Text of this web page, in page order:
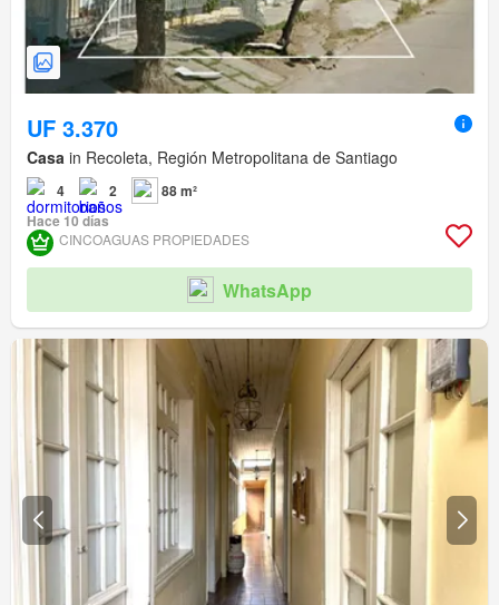
UF 3.370
Casa in Recoleta, Región Metropolitana de Santiago
4 2
88 m²
Hace 10 días
CINCOAGUAS PROPIEDADES
WhatsApp